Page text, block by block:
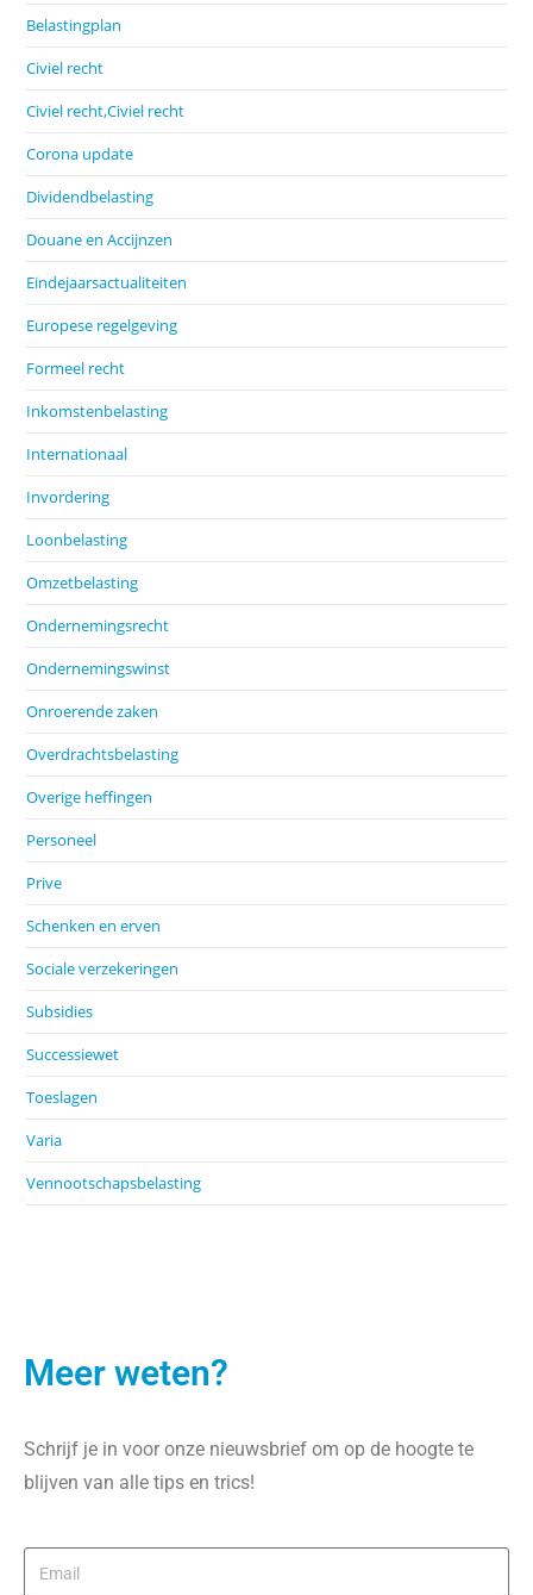
Belastingplan
Civiel recht
Civiel recht,Civiel recht
Corona update
Dividendbelasting
Douane en Accijnzen
Eindejaarsactualiteiten
Europese regelgeving
Formeel recht
Inkomstenbelasting
Internationaal
Invordering
Loonbelasting
Omzetbelasting
Ondernemingsrecht
Ondernemingswinst
Onroerende zaken
Overdrachtsbelasting
Overige heffingen
Personeel
Prive
Schenken en erven
Sociale verzekeringen
Subsidies
Successiewet
Toeslagen
Varia
Vennootschapsbelasting
Meer weten?
Schrijf je in voor onze nieuwsbrief om op de hoogte te
blijven van alle tips en trics!